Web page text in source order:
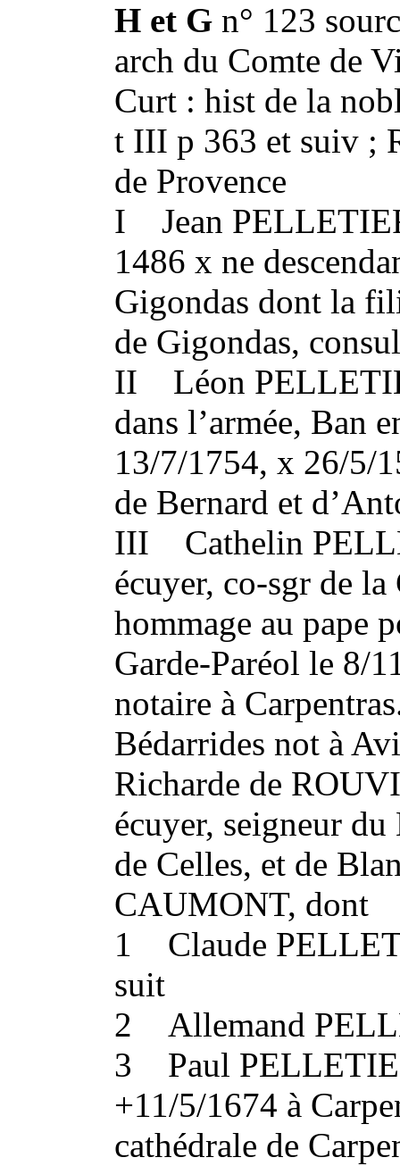
H et G n° 123
arch du Comte de
Curt : hist de la
t III p 363 et suiv ;
de Provence
I Jean
1486 x ne
Gigondas dont la
de Gigondas,
II Léon
dans l’armée, Ban
13/7/1754, x 26/
de Bernard et
III Cathelin
écuyer, co-sgr de
hommage au pape
Garde-Paréol le 8/
notaire à
Bédarrides not à
Richarde de
écuyer, seigneur
de Celles, et de
CAUMONT, dont
1 Claude
suit
2 Allemand
3 Paul
+11/5/1674 à
cathédrale de